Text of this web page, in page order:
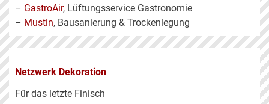
– GastroAir, Lüftungsservice Gastronomie
– Mustin, Bausanierung & Trockenlegung
Netzwerk Dekoration
Für das letzte Finisch